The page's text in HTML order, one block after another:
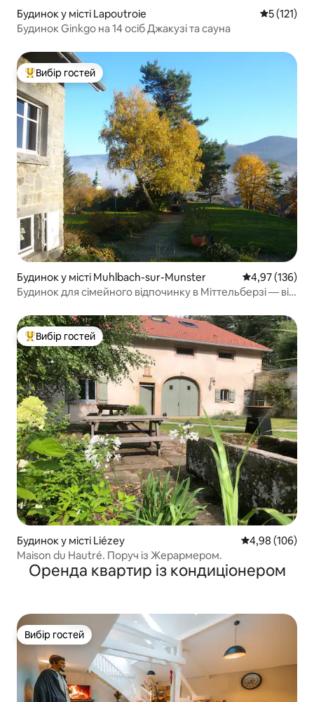
Будинок у місті Lapoutroie Середня
5 (121)
Будинок Ginkgo на 14 осіб Джакузі та сауна
Топ вибір гостей
Вибір гостей
Будинок у місті Muhlbach-sur-Munster Середня
4,97 (136)
Будинок для сімейного відпочинку в Міттельберзі — від
Топ вибір гостей
Вибір гостей
Будинок у місті Liézey Середня
4,98 (106)
Maison du Hautré. Поруч із Жерармером.
Оренда квартир із кондиціонером
Вибір гостей
Вибір гостей